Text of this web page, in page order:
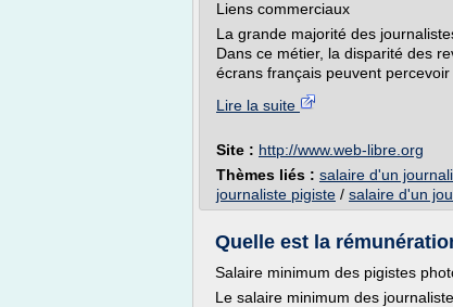
Liens commerciaux
La grande majorité des
Dans ce métier, la disparité des
écrans français peuvent
Lire la suite
Site : http://www.web-libre.org
Thèmes liés : salaire d'un
journaliste pigiste / salaire d'un
Quelle est la
Salaire minimum des pigistes
Le salaire minimum des